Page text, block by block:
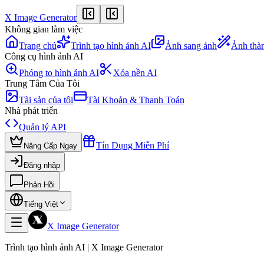
X Image Generator
Không gian làm việc
Trang chủ
Trình tạo hình ảnh AI Ảnh sang ảnh Ảnh
Công cụ hình ảnh AI
Phóng to hình ảnh AI
Xóa nền AI
Trung Tâm Của Tôi
Tài sản của tôi
Tài Khoản & Thanh Toán
Nhà phát triển
Quản lý API
Nâng Cấp Ngay Tín Dụng Miễn Phí
Đăng nhập
Phản Hồi
Tiếng Việt
X Image Generator
Trình tạo hình ảnh AI | X Image Generator